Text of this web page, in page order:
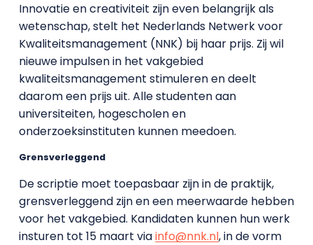
Innovatie en creativiteit zijn even belangrijk als
wetenschap, stelt het Nederlands Netwerk voor
Kwaliteitsmanagement (NNK) bij haar prijs. Zij wil
nieuwe impulsen in het vakgebied
kwaliteitsmanagement stimuleren en deelt
daarom een prijs uit. Alle studenten aan
universiteiten, hogescholen en
onderzoeksinstituten kunnen meedoen.
Grensverleggend
De scriptie moet toepasbaar zijn in de praktijk,
grensverleggend zijn en een meerwaarde hebben
voor het vakgebied. Kandidaten kunnen hun werk
insturen tot 15 maart viainfo@nnk.nl, in de vorm